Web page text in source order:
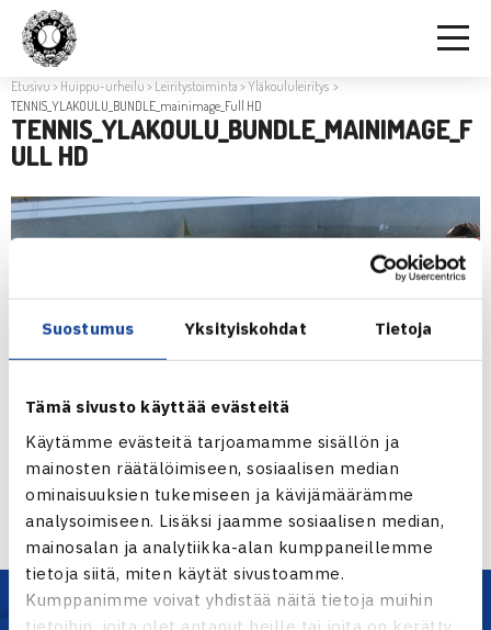
Suostumus Yksityiskohdat Tietoja
Tämä sivusto käyttää evästeitä
Käytämme evästeitä tarjoamamme sisällön ja
mainosten räätälöimiseen, sosiaalisen median
ominaisuuksien tukemiseen ja kävijämäärämme
analysoimiseen. Lisäksi jaamme sosiaalisen median,
mainosalan ja analytiikka-alan kumppaneillemme
tietoja siitä, miten käytät sivustoamme.
Kumppanimme voivat yhdistää näitä tietoja muihin
tietoihin, joita olet antanut heille tai joita on kerätty,
Etusivu > Huippu-urheilu > Leiritystoiminta >Yläkoululeiritys >
TENNIS_YLAKOULU_BUNDLE_mainimage_Full HD
TENNIS_YLAKOULU_BUNDLE_MAINIMAGE_F
ULL HD